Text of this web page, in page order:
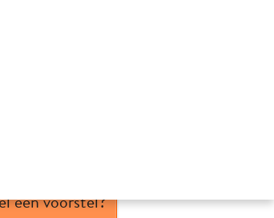
een voorstel?